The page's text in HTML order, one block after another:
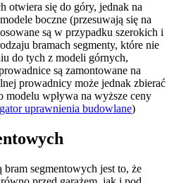
otwiera się do góry, jednak na
boczne (przesuwają się na
są w przypadku szerokich i
bramach segmenty, które nie
do tych z modeli górnych,
są zamontowane na
prowadnicy może jednak zbierać
modelu wpływa na wyższe ceny
uprawnienia budowlane)
segmentowych jest to, że